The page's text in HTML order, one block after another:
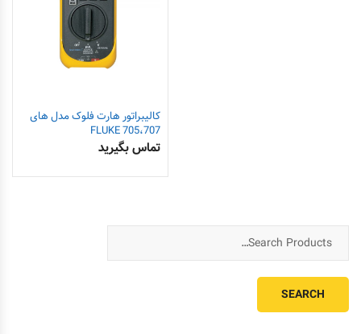
کالیبراتور هارت فلوک مدل های
705،707 FLUKE
تماس بگیرید